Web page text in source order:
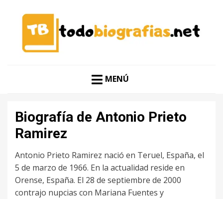
TODO BIOGRAFÍAS
MENÚ
Biografía de Antonio Prieto
Ramirez
Antonio Prieto Ramirez nació en Teruel, España, el
5 de marzo de 1966. En la actualidad reside en
Orense, España. El 28 de septiembre de 2000
contrajo nupcias con Mariana Fuentes y